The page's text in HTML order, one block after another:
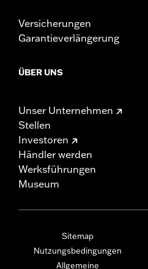
Versicherungen
Garantieverlängerung
ÜBER UNS
Unser Unternehmen
Stellen
Investoren
Händler werden
Werksführungen
Museum
Sitemap
Nutzungsbedingungen
Allgemeine